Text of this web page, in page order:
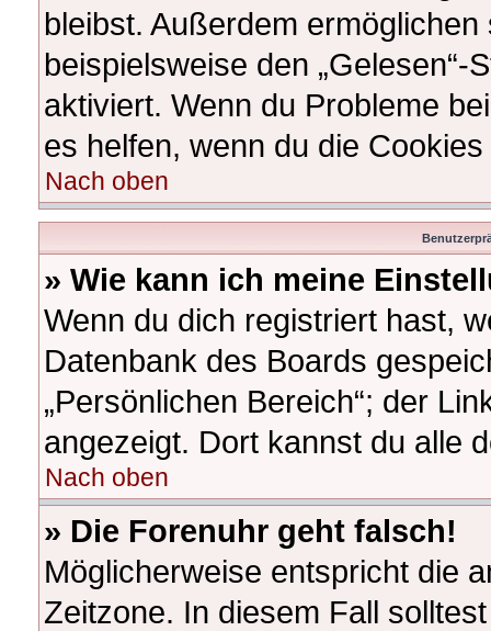
bleibst. Außerdem
beispielsweise den
aktiviert. Wenn du Probleme
es helfen, wenn du die
Nach oben
» Wie kann ich meine
Wenn du dich registriert hast,
Datenbank des Boards
„Persönlichen Bereich“; der
angezeigt. Dort kannst du alle
Nach oben
» Die Forenuhr geht falsch!
Möglicherweise entspricht die
Zeitzone. In diesem Fall